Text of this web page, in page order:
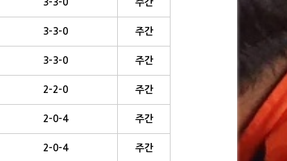
3-3-0 주간
3-3-0 주간
3-3-0 주간
2-2-0 주간
2-0-4 주간
2-0-4 주간